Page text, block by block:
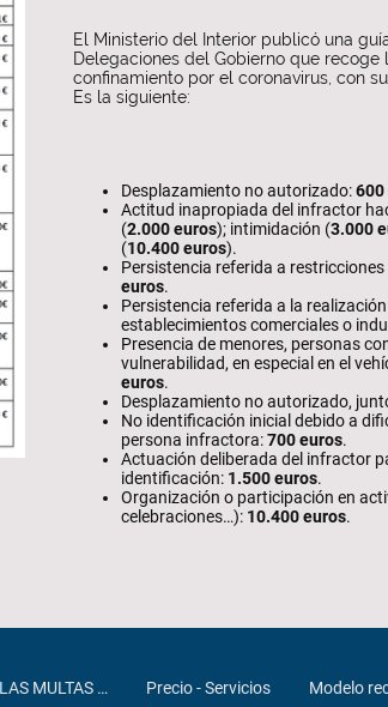
El Ministerio del Interior publicó una
Delegaciones del Gobierno que
confinamiento por el coronavirus, con
Es la siguiente:
Desplazamiento no autorizado:600
Actitud inapropiada del infractor
(2.000 euros); intimidación (3.000
(10.400 euros).
Persistencia referida a
euros.
Persistencia referida a la
establecimientos comerciales o
Presencia de menores, personas
vulnerabilidad, en especial en el
euros.
Desplazamiento no autorizado,
No identificación inicial debido a
persona infractora:700 euros.
Actuación deliberada del infractor
identificación: 1.500 euros.
Organización o participación en
celebraciones…): 10.400 euros.
COMO AFECTA A LAS MULTAS LA SENTENCIA Precio - Servicios